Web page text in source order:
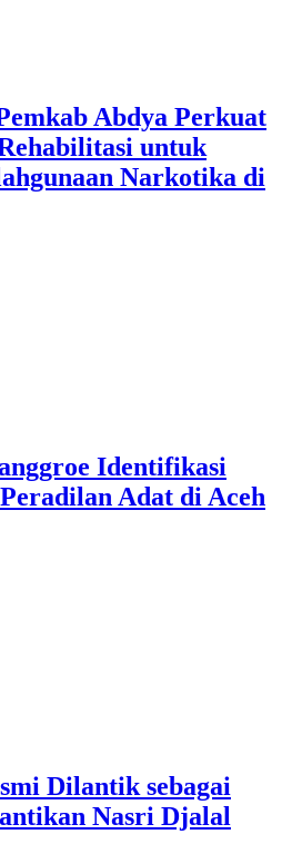
Abdya Perkuat
untuk
Narkotika di
Identifikasi
Adat di Aceh
Dilantik sebagai
Nasri Djalal